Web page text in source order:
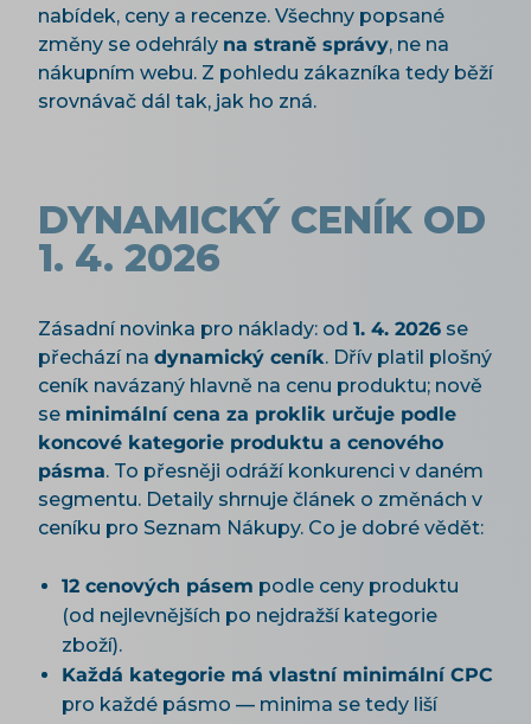
nabídek, ceny a recenze. Všechny popsané
změny se odehrály na straně správy, ne na
nákupním webu. Z pohledu zákazníka tedy běží
srovnávač dál tak, jak ho zná.
DYNAMICKÝ CENÍK OD
1. 4. 2026
Zásadní novinka pro náklady: od 1. 4. 2026 se
přechází na dynamický ceník. Dřív platil plošný
ceník navázaný hlavně na cenu produktu; nově
se minimální cena za proklik určuje podle
koncové kategorie produktu a cenového
pásma. To přesněji odráží konkurenci v daném
segmentu. Detaily shrnuje článek o změnách v
ceníku pro Seznam Nákupy. Co je dobré vědět:
12 cenových pásem podle ceny produktu
(od nejlevnějších po nejdražší kategorie
zboží).
Každá kategorie má vlastní minimální CPC
pro každé pásmo — minima se tedy liší